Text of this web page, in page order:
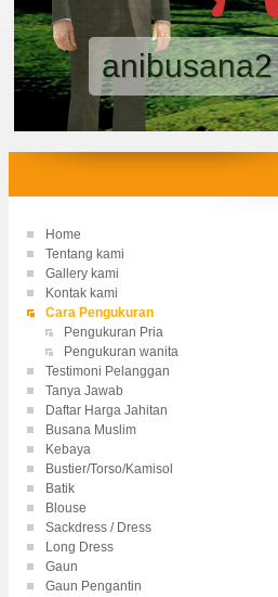
Home
Tentang kami
Gallery kami
Kontak kami
Cara Pengukuran
Pengukuran Pria
Pengukuran wanita
Testimoni Pelanggan
Tanya Jawab
Daftar Harga Jahitan
Busana Muslim
Kebaya
Bustier/Torso/Kamisol
Batik
Blouse
Sackdress / Dress
Long Dress
Gaun
Gaun Pengantin